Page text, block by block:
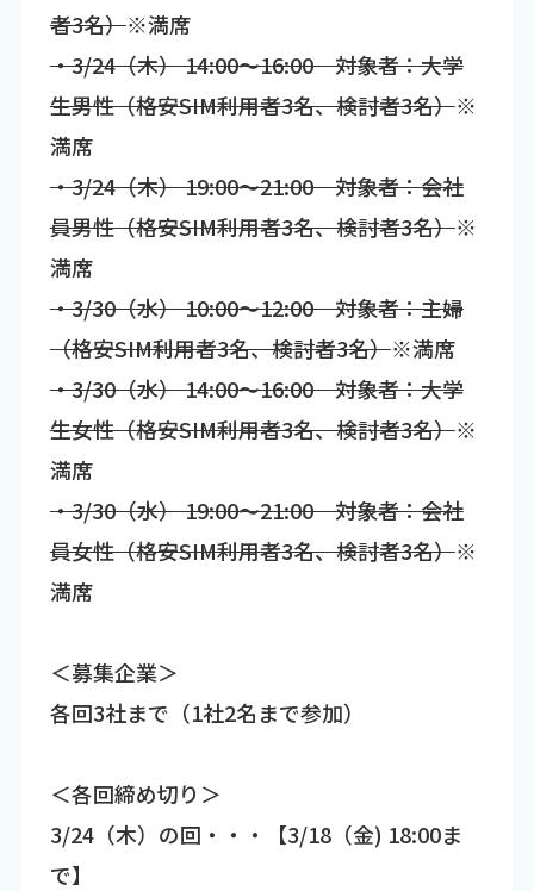
者3名）※満席
・3/24（木） 14:00～16:00 対象者：大学
生男性（格安SIM利用者3名、検討者3名）※
満席
・3/24（木） 19:00～21:00 対象者：会社
員男性（格安SIM利用者3名、検討者3名）※
満席
・3/30（水） 10:00～12:00 対象者：主婦
（格安SIM利用者3名、検討者3名）※満席
・3/30（水） 14:00～16:00 対象者：大学
生女性（格安SIM利用者3名、検討者3名）※
満席
・3/30（水） 19:00～21:00 対象者：会社
員女性（格安SIM利用者3名、検討者3名）※
満席
＜募集企業＞
各回3社まで（1社2名まで参加）
＜各回締め切り＞
3/24（木）の回・・・【3/18（金) 18:00ま
で】